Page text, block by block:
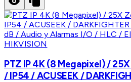
HIKVISION
PTZ IP 4K (8 Megapixel) /
/ IP54 / ACUSEEK /